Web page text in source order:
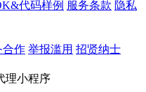
代码样例 服务条款 隐私
合作 举报滥用 招贤纳士
理小程序